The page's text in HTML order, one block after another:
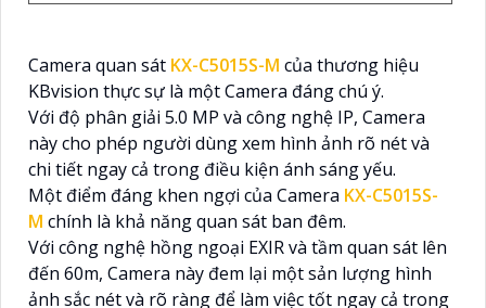
Camera quan sát KX-C5015S-M của thương hiệu
KBvision thực sự là một Camera đáng chú ý.
Với độ phân giải 5.0 MP và công nghệ IP, Camera
này cho phép người dùng xem hình ảnh rõ nét và
chi tiết ngay cả trong điều kiện ánh sáng yếu.
Một điểm đáng khen ngợi của Camera KX-C5015S-
M chính là khả năng quan sát ban đêm.
Với công nghệ hồng ngoại EXIR và tầm quan sát lên
đến 60m, Camera này đem lại một sản lượng hình
ảnh sắc nét và rõ ràng để làm việc tốt ngay cả trong